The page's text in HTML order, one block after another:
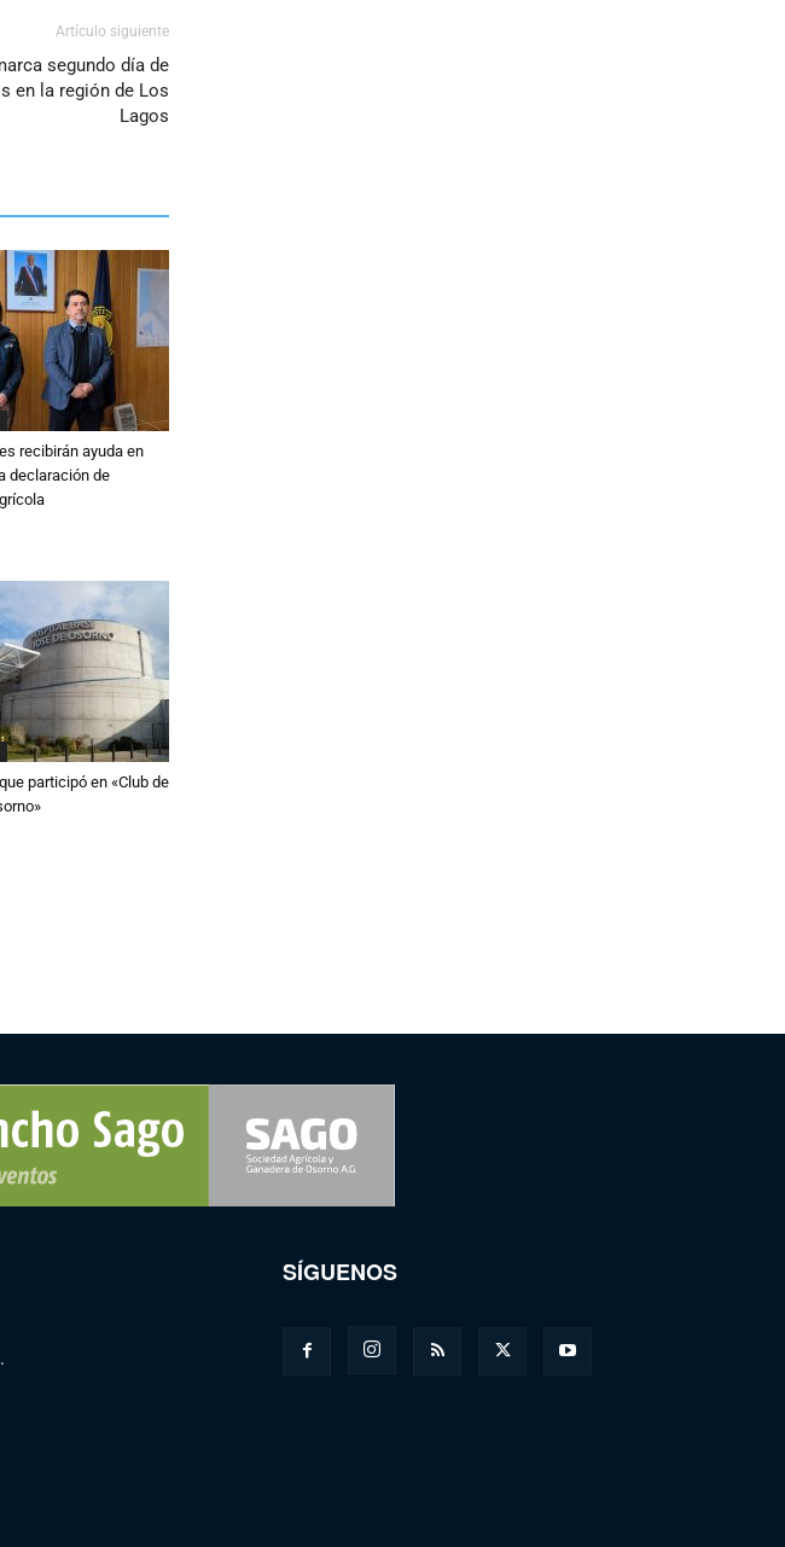
Artículo siguiente
segundo día de
en la región de Los
Lagos
recibirán ayuda en
declaración de
participó en «Club de
SÍGUENOS